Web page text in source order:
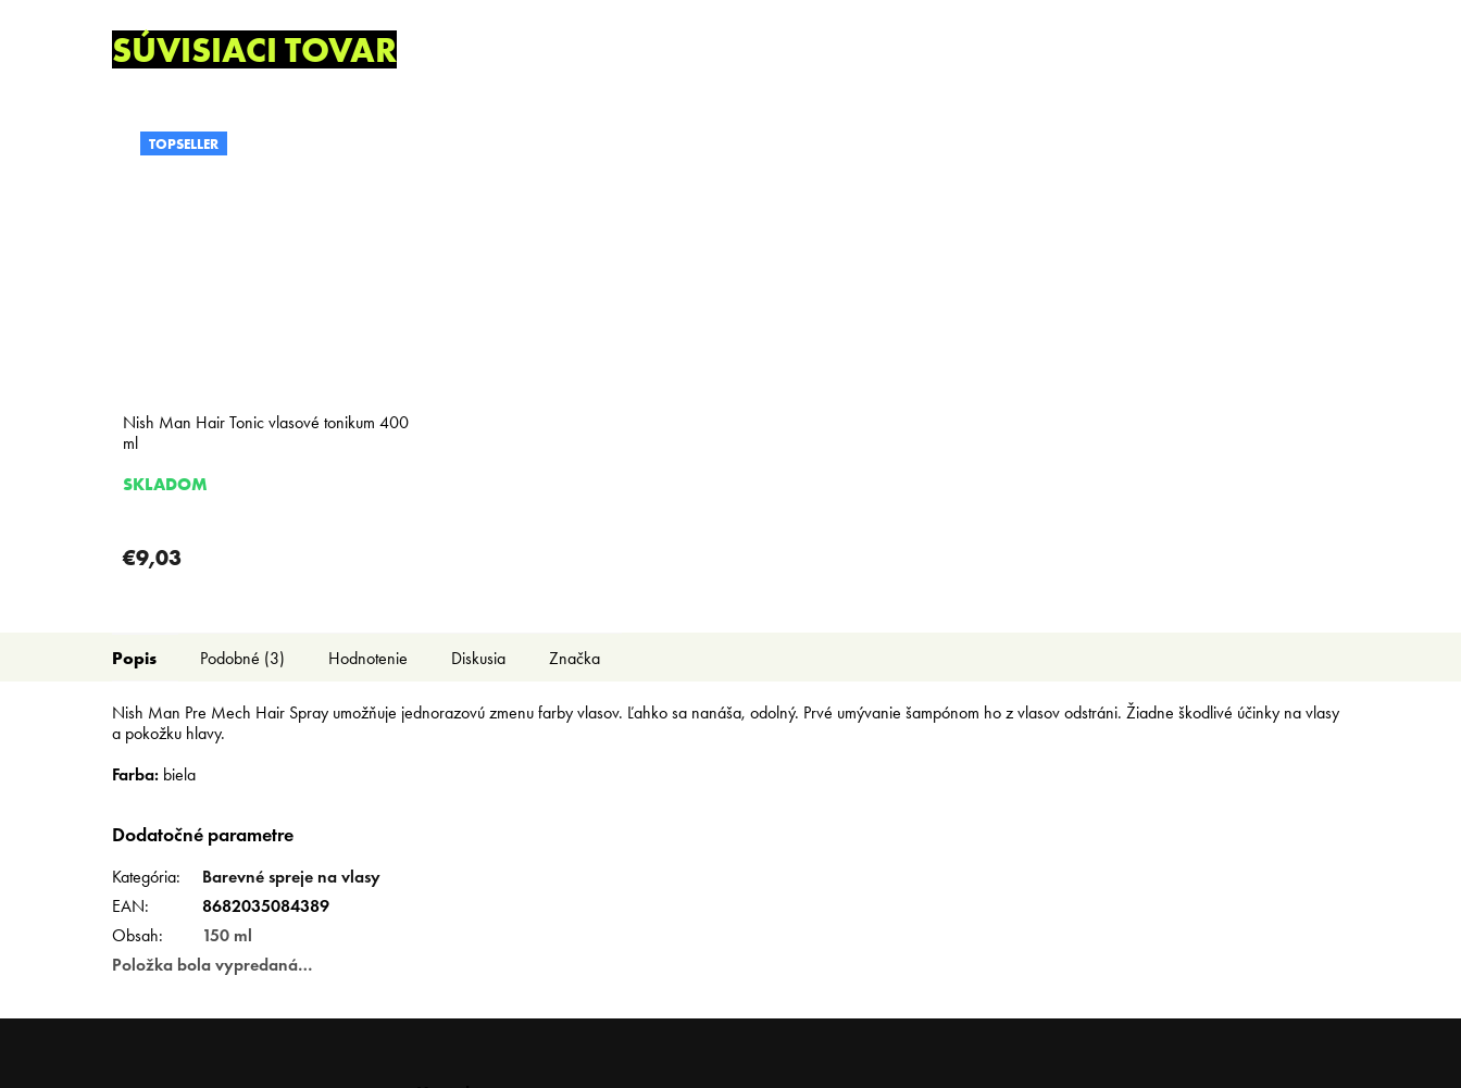
SÚVISIACI TOVAR
TOPSELLER
Nish Man Hair Tonic vlasové tonikum 400
ml
SKLADOM
€9,03
Popis Podobné (3) Hodnotenie Diskusia Značka
Nish Man Pre Mech Hair Spray umožňuje jednorazovú zmenu farby vlasov. Ľahko sa nanáša, odolný. Prvé umývanie šampónom ho z vlasov odstráni. Žiadne škodlivé účinky na vlasy
a pokožku hlavy.
Farba: biela
Dodatočné parametre
Kategória:
Barevné spreje na vlasy
EAN:
8682035084389
Obsah:
150 ml
Položka bola vypredaná…